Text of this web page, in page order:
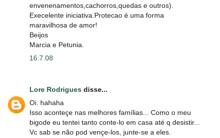
envenenamentos,cachorros,quedas e outros).
Execelente iniciativa.Protecao é uma forma
maravilhosa de amor!
Beijos
Marcia e Petunia.
16.7.08
Lore Rodrigues disse...
Oi. hahaha
Isso aconteçe nas melhores famílias... Como o meu
bigode eu tentei tanto conte-lo em casa até q desistir...
Vc sab se não pod vençe-los, junte-se a eles.